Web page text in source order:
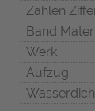
Zahlen
Band
Werk
Aufzug